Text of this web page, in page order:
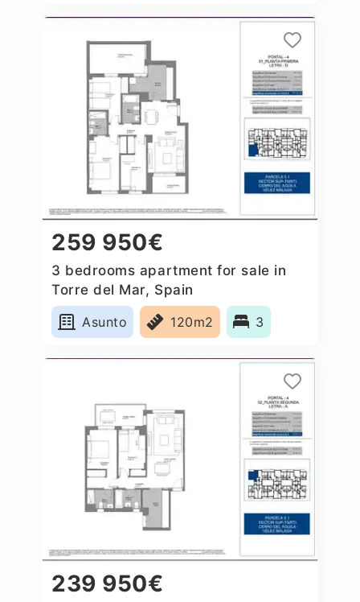
259 950€
3 bedrooms apartment for sale in
Torre del Mar, Spain
Asunto
120m2 3
239 950€